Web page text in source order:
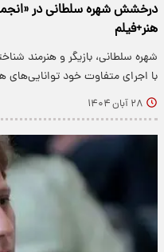
درخشش شهره سلطانی در
هنر+فیلم
شهره سلطانی، بازیگر و هنرمند
با اجرای متفاوت خود
۲۸ آبان ۱۴۰۴